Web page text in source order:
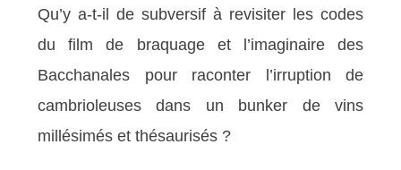
Qu’y a-t-il de subversif à revisiter les codes
du film de braquage et l’imaginaire des
Bacchanales pour raconter l’irruption de
cambrioleuses dans un bunker de vins
millésimés et thésaurisés ?